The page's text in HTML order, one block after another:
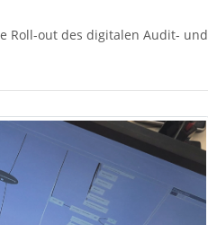
Roll-out des digitalen Audit- und